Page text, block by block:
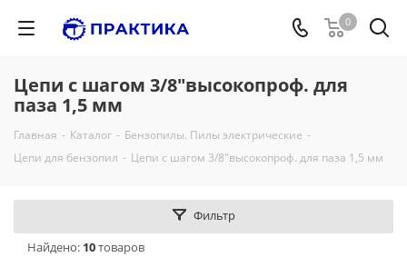
0
Цепи с шагом 3/8"высокопроф. для
паза 1,5 мм
Главная - Каталог - Бензопилы. Пилы электрические -
Цепи для бензопил - Цепи с шагом 3/8"высокопроф. для паза 1,5 мм
Фильтр
Найдено: 10товаров